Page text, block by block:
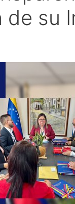
de su